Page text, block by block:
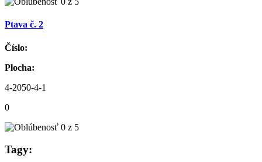
Ptava č. 2
Číslo:
Plocha:
4-2050-4-1
0
Tagy: